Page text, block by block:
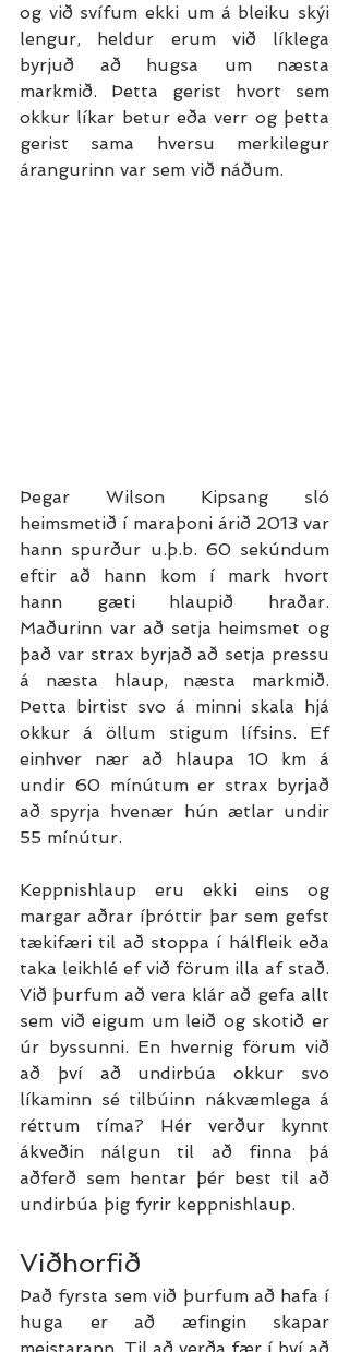
og við svífum ekki um á bleiku skýi
lengur, heldur erum við líklega
byrjuð að hugsa um næsta
markmið. Þetta gerist hvort sem
okkur líkar betur eða verr og þetta
gerist sama hversu merkilegur
árangurinn var sem við náðum.
Þegar Wilson Kipsang sló
heimsmetið í maraþoni árið 2013 var
hann spurður u.þ.b. 60 sekúndum
eftir að hann kom í mark hvort
hann gæti hlaupið hraðar.
Maðurinn var að setja heimsmet og
það var strax byrjað að setja pressu
á næsta hlaup, næsta markmið.
Þetta birtist svo á minni skala hjá
okkur á öllum stigum lífsins. Ef
einhver nær að hlaupa 10 km á
undir 60 mínútum er strax byrjað
að spyrja hvenær hún ætlar undir
55 mínútur.
Keppnishlaup eru ekki eins og
margar aðrar íþróttir þar sem gefst
tækifæri til að stoppa í hálfleik eða
taka leikhlé ef við förum illa af stað.
Við þurfum að vera klár að gefa allt
sem við eigum um leið og skotið er
úr byssunni. En hvernig förum við
að því að undirbúa okkur svo
líkaminn sé tilbúinn nákvæmlega á
réttum tíma? Hér verður kynnt
ákveðin nálgun til að finna þá
aðferð sem hentar þér best til að
undirbúa þig fyrir keppnishlaup.
Viðhorfið
Það fyrsta sem við þurfum að hafa í
huga er að æfingin skapar
meistarann. Til að verða fær í því að